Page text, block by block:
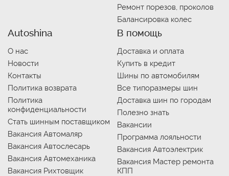
Ремонт порезов, проколов
Балансировка колес
Autoshina
О нас
Новости
Контакты
Политика возврата
Политика
конфиденциальности
Стать шинным поставщиком
Вакансия Автомаляр
Вакансия Автослесарь
Вакансия Автомеханика
Вакансия Рихтовщик
В помощь
Доставка и оплата
Купить в кредит
Шины по автомобилям
Все типоразмеры шин
Доставка шин по городам
Полезно знать
Вакансии
Программа лояльности
Вакансия Автоэлектрик
Вакансия Мастер ремонта
КПП